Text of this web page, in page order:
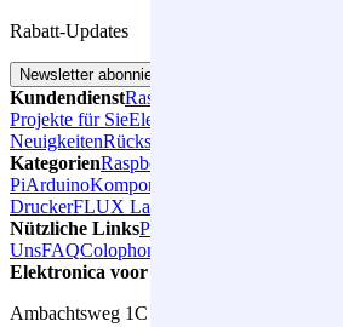
Rabatt-Updates
Newsletter abonnieren
KundendienstRaspberry Pi Neuigkeiten für
Projekte für SieElektronik für Bildung und
NeuigkeitenRücksendungen
KategorienRaspberry
PiArduinoKomponenten
DruckerFLUX Laser
Nützliche LinksProjekte
UnsFAQColophon
Elektronica voor Jou
Ambachtsweg 1C